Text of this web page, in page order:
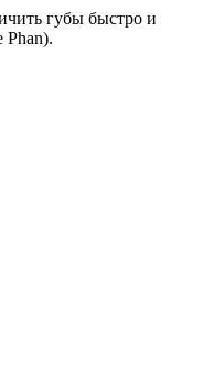
губы быстро и
Phan).